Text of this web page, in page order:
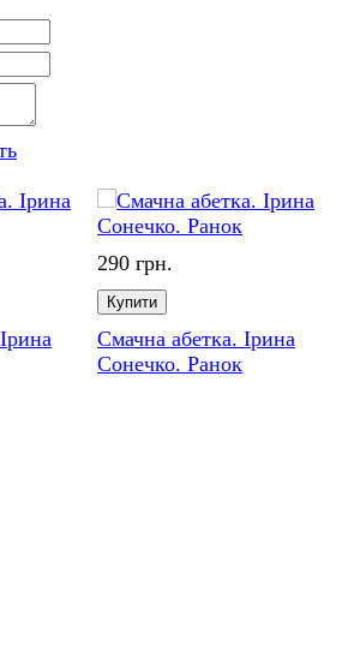
290 грн.
Купити
Смачна абетка. Ірина
Сонечко. Ранок